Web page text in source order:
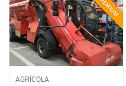
AGRÍCOLA